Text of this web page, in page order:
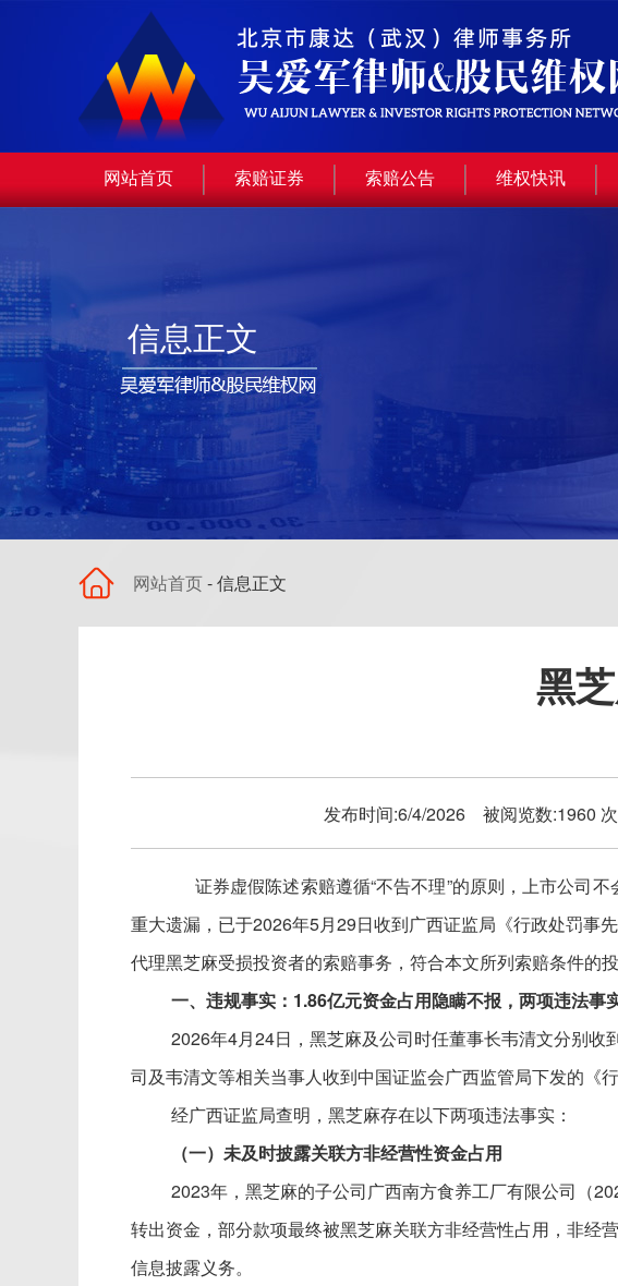
网站首页 索赔证券 索赔公告 维权快讯
信息正文
网站首页- 信息正文
黑
发布时间:6/4/2026 被阅览数:1960
证券虚假陈述索赔遵循“不告不理”的原则，上市公司
重大遗漏，已于2026年5月29日收到广西证监局《行政处罚事
代理黑芝麻受损投资者的索赔事务，符合本文所列索赔条件的
一、违规事实： 1.86亿元资金占用隐瞒不报，两项违法事
2026年4月24日，黑芝麻及公司时任董事长韦清文分别
司及韦清文等相关当事人收到中国证监会广西监管局下发的《
经广西证监局查明，黑芝麻存在以下两项违法事实：
（一）未及时披露关联方非经营性资金占用
2023年，黑芝麻的子公司广西南方食养工厂有限公司（
转出资金，部分款项最终被黑芝麻关联方非经营性占用，非经
信息披露义务。